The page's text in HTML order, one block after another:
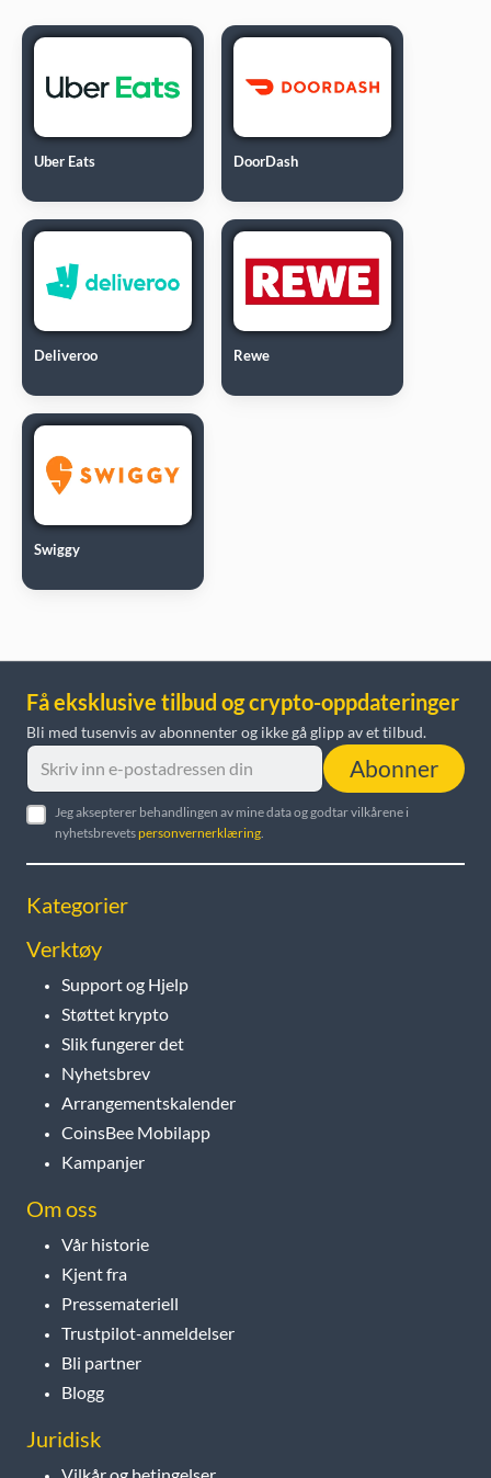
Uber Eats DoorDash
Deliveroo Rewe
Swiggy
Få eksklusive tilbud og crypto-oppdateringer
Bli med tusenvis av abonnenter og ikke gå glipp av et tilbud.
Abonner
Jeg aksepterer behandlingen av mine data og godtar vilkårene i
nyhetsbrevetspersonvernerklæring
Kategorier
Verktøy
Support og Hjelp
Støttet krypto
Slik fungerer det
Nyhetsbrev
Arrangementskalender
CoinsBee Mobilapp
Kampanjer
Om oss
Vår historie
Kjent fra
Pressemateriell
Trustpilot-anmeldelser
Bli partner
Blogg
Juridisk